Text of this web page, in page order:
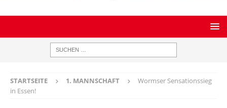
STARTSEITE 1. MANNSCHAFT
Wormser Sensationssieg
in Essen!